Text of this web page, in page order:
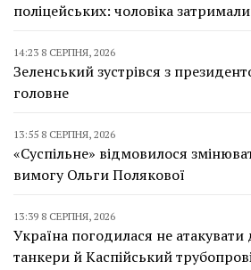
поліцейських: чоловіка затримали
14:23 8 СЕРПНЯ, 2026
Зеленський зустрівся з
головне
13:55 8 СЕРПНЯ, 2026
«Суспільне» відмовилося
вимогу Ольги Полякової
13:39 8 СЕРПНЯ, 2026
Україна погодилася не атакувати
танкери й Каспійський